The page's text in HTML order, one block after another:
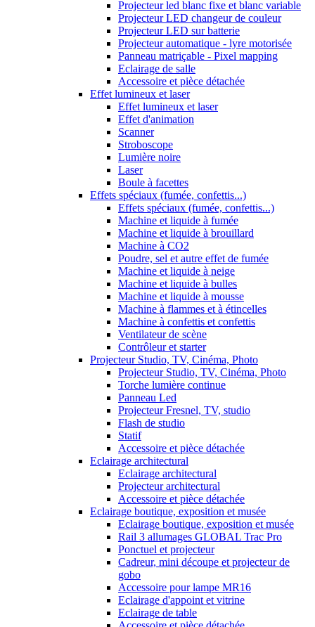
Projecteur led blanc fixe et blanc variable
Projecteur LED changeur de couleur
Projecteur LED sur batterie
Projecteur automatique - lyre motorisée
Panneau matriçable - Pixel mapping
Eclairage de salle
Accessoire et pièce détachée
Effet lumineux et laser
Effet lumineux et laser
Effet d'animation
Scanner
Stroboscope
Lumière noire
Laser
Boule à facettes
Effets spéciaux (fumée, confettis...)
Effets spéciaux (fumée, confettis...)
Machine et liquide à fumée
Machine et liquide à brouillard
Machine à CO2
Poudre, sel et autre effet de fumée
Machine et liquide à neige
Machine et liquide à bulles
Machine et liquide à mousse
Machine à flammes et à étincelles
Machine à confettis et confettis
Ventilateur de scène
Contrôleur et starter
Projecteur Studio, TV, Cinéma, Photo
Projecteur Studio, TV, Cinéma, Photo
Torche lumière continue
Panneau Led
Projecteur Fresnel, TV, studio
Flash de studio
Statif
Accessoire et pièce détachée
Eclairage architectural
Eclairage architectural
Projecteur architectural
Accessoire et pièce détachée
Eclairage boutique, exposition et musée
Eclairage boutique, exposition et musée
Rail 3 allumages GLOBAL Trac Pro
Ponctuel et projecteur
Cadreur, mini découpe et projecteur de
gobo
Accessoire pour lampe MR16
Eclairage d'appoint et vitrine
Eclairage de table